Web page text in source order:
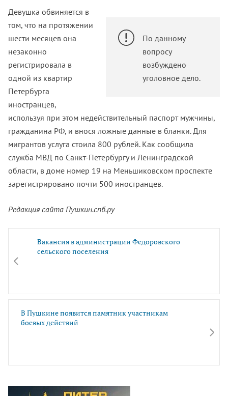
По данному
вопросу
возбуждено
уголовное дело.
Девушка обвиняется в
том, что на протяжении
шести месяцев она
незаконно
регистрировала в
одной из квартир
Петербурга
иностранцев,
используя при этом недействительный паспорт мужчины,
гражданина РФ, и внося ложные данные в бланки. Для
мигрантов услуга стоила 800 рублей. Как сообщила
служба МВД по Санкт-Петербургу и Ленинградской
области, в доме номер 19 на Меньшиковском проспекте
зарегистрировано почти 500 иностранцев.
Редакция сайта Пушкин.спб.ру
Вакансия в администрации Федоровского
сельского поселения
В Пушкине появится памятник участникам
боевых действий